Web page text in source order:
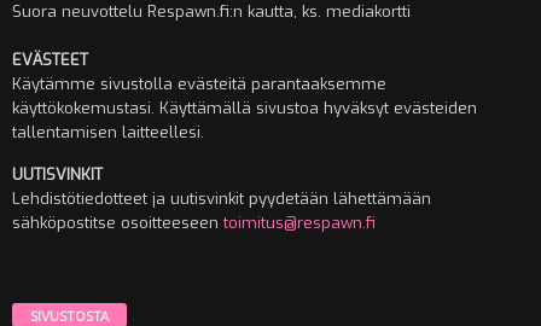
Suora neuvottelu Respawn.fi:n kautta, ks. mediakortti
EVÄSTEET
Käytämme sivustolla evästeitä parantaaksemme
käyttökokemustasi. Käyttämällä sivustoa hyväksyt evästeiden
tallentamisen laitteellesi.
UUTISVINKIT
Lehdistötiedotteet ja uutisvinkit pyydetään lähettämään
sähköpostitse osoitteeseentoimitus@respawn.fi
SIVUSTOSTA